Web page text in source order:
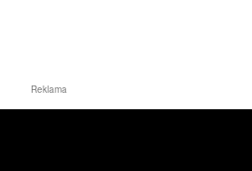
Reklama